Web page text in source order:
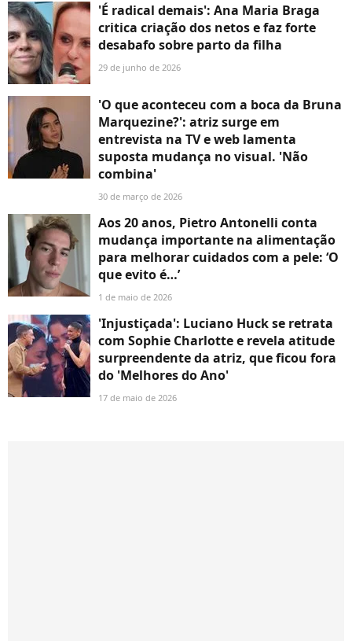
'É radical demais': Ana Maria Braga
critica criação dos netos e faz forte
desabafo sobre parto da filha
29 de junho de 2026
'O que aconteceu com a boca da Bruna
Marquezine?': atriz surge em
entrevista na TV e web lamenta
suposta mudança no visual. 'Não
combina'
30 de março de 2026
Aos 20 anos, Pietro Antonelli conta
mudança importante na alimentação
para melhorar cuidados com a pele: ‘O
que evito é…’
1 de maio de 2026
'Injustiçada': Luciano Huck se retrata
com Sophie Charlotte e revela atitude
surpreendente da atriz, que ficou fora
do 'Melhores do Ano'
17 de maio de 2026